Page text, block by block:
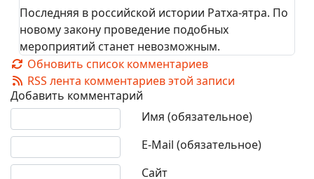
Последняя в российской истории Ратха-ятра. По
новому закону проведение подобных
мероприятий станет невозможным.
Обновить список комментариев
RSS лента комментариев этой записи
Добавить комментарий
Имя (обязательное)
E-Mail (обязательное)
Сайт
Текст комментария